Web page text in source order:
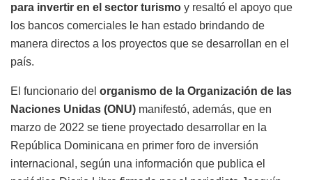
para invertir en el sector turismo y resaltó el apoyo que
los bancos comerciales le han estado brindando de
manera directos a los proyectos que se desarrollan en el
país.
El funcionario del organismo de la Organización de las
Naciones Unidas (ONU) manifestó, además, que en
marzo de 2022 se tiene proyectado desarrollar en la
República Dominicana en primer foro de inversión
internacional, según una información que publica el